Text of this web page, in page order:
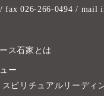
/ fax 026-266-0494 / mail
ス石家とは
ー
スピリチュアルリーディ